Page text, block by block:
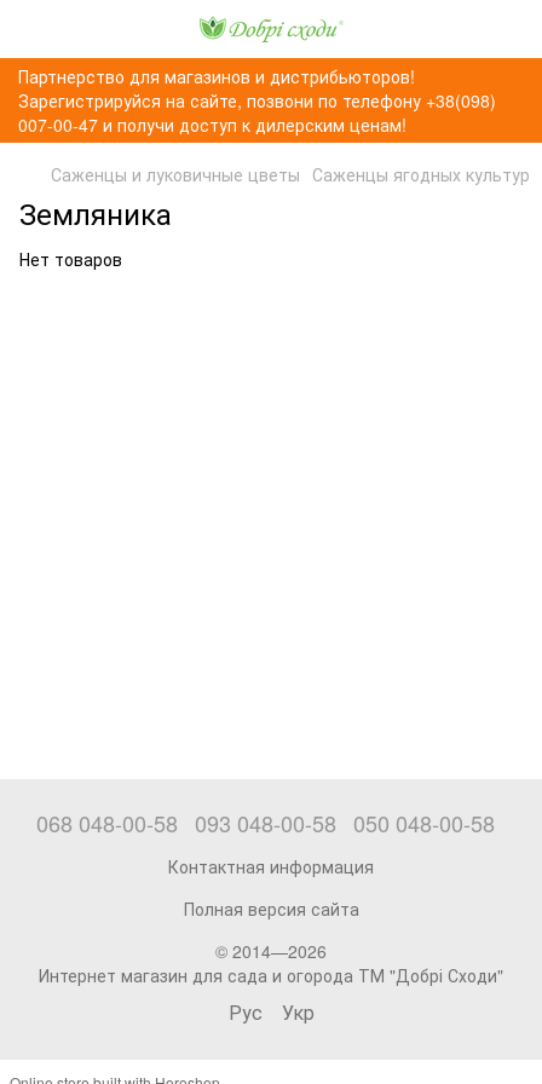
Партнерство для магазинов и дистрибьюторов!
Зарегистрируйся на сайте, позвони по телефону +38(098)
007-00-47 и получи доступ к дилерским ценам!
Саженцы и луковичные цветы Саженцы ягодных культур
Земляника
Нет товаров
068 048-00-58 093 048-00-58 050 048-00-58
Контактная информация
Полная версия сайта
© 2014—2026
Интернет магазин для сада и огорода ТМ "Добрі Сходи"
Рус Укр